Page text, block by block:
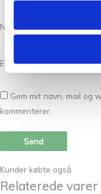
Navn
E-mail*
Gem mit navn, mail og
kommenterer.
Kunder købte også
Relaterede varer